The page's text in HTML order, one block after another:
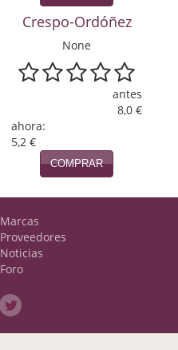
Crespo-Ordóñez
None
antes
8,0 €
ahora:
5,2 €
COMPRAR
Marcas
Proveedores
Noticias
Foro